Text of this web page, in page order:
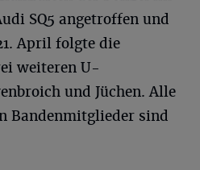
SQ5 angetroffen und
April folgte die
weiteren U-
und Jüchen. Alle
Bandenmitglieder sind